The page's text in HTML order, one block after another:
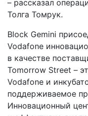
– рассказал
Толга Томрук.
Block Gemini
Vodafone
в качестве
Tomorrow Street –
Vodafone и
поддерживаемое
Инновационный